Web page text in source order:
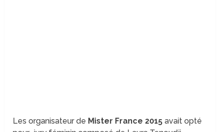
Les organisateur de Mister France 2015 avait opté